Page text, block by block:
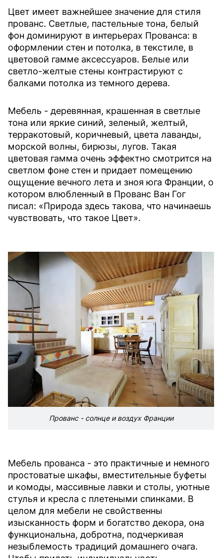
Цвет имеет важнейшее значение для стиля
прованс. Светлые, пастельные тона, белый
фон доминируют в интерьерах Прованса: в
оформлении стен и потолка, в текстиле, в
цветовой гамме аксессуаров. Белые или
светло-желтые стены контрастируют с
балками потолка из темного дерева.
Мебель - деревянная, крашенная в светлые
тона или яркие синий, зеленый, желтый,
терракотовый, коричневый, цвета лаванды,
морской волны, бирюзы, лугов. Такая
цветовая гамма очень эффектно смотрится на
светлом фоне стен и придает помещению
ощущение вечного лета и зноя юга Франции, о
котором влюбленный в Прованс Ван Гог
писал: «Природа здесь такова, что начинаешь
чувствовать, что такое Цвет».
Прованс - солнце и воздух Франции
Мебель прованса - это практичные и немного
простоватые шкафы, вместительные буфеты
и комоды, массивные лавки и столы, уютные
стулья и кресла с плетеными спинками. В
целом для мебели не свойственны
изысканность форм и богатство декора, она
функциональна, добротна, подчеркивая
незыблемость традиций домашнего очага.